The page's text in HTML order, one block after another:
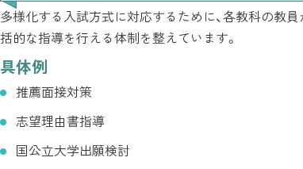
多様化する入試方式に対応するために、各教科の教
括的な指導を行える体制を整えています。
具体例
推薦面接対策
志望理由書指導
国公立大学出願検討